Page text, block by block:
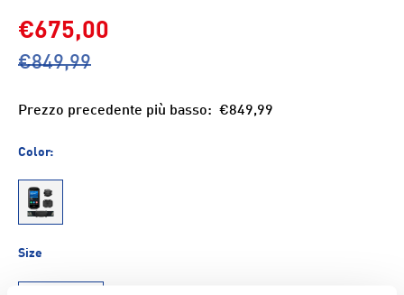
€675,00
€849,99
Prezzo precedente più basso: €849,99
Color:
1
Size